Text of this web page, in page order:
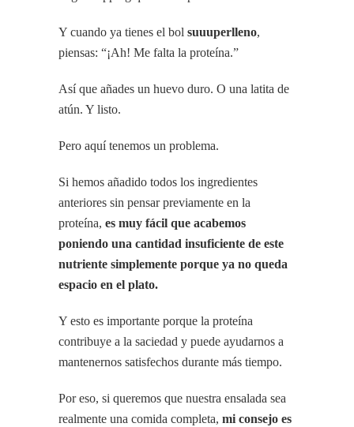
Y cuando ya tienes el bol suuuperlleno,
piensas: “¡Ah! Me falta la proteína.”
Así que añades un huevo duro. O una latita de
atún. Y listo.
Pero aquí tenemos un problema.
Si hemos añadido todos los ingredientes
anteriores sin pensar previamente en la
proteína, es muy fácil que acabemos
poniendo una cantidad insuficiente de este
nutriente simplemente porque ya no queda
espacio en el plato.
Y esto es importante porque la proteína
contribuye a la saciedad y puede ayudarnos a
mantenernos satisfechos durante más tiempo.
Por eso, si queremos que nuestra ensalada sea
realmente una comida completa, mi consejo es